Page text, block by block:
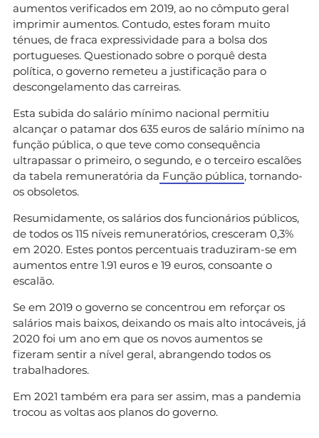
aumentos verificados em 2019, ao no cômputo geral
imprimir aumentos. Contudo, estes foram muito
ténues, de fraca expressividade para a bolsa dos
portugueses. Questionado sobre o porquê desta
política, o governo remeteu a justificação para o
descongelamento das carreiras.
Esta subida do salário mínimo nacional permitiu
alcançar o patamar dos 635 euros de salário mínimo na
função pública, o que teve como consequência
ultrapassar o primeiro, o segundo, e o terceiro escalões
da tabela remuneratória da Função pública, tornando-
os obsoletos.
Resumidamente, os salários dos funcionários públicos,
de todos os 115 níveis remuneratórios, cresceram 0,3%
em 2020. Estes pontos percentuais traduziram-se em
aumentos entre 1.91 euros e 19 euros, consoante o
escalão.
Se em 2019 o governo se concentrou em reforçar os
salários mais baixos, deixando os mais alto intocáveis, já
2020 foi um ano em que os novos aumentos se
fizeram sentir a nível geral, abrangendo todos os
trabalhadores.
Em 2021 também era para ser assim, mas a pandemia
trocou as voltas aos planos do governo.